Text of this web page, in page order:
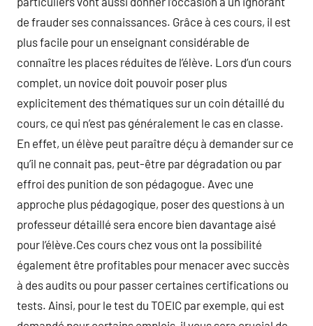
de frauder ses connaissances. Grâce à ces cours, il est
plus facile pour un enseignant considérable de
connaître les places réduites de l’élève. Lors d’un cours
complet, un novice doit pouvoir poser plus
explicitement des thématiques sur un coin détaillé du
cours, ce qui n’est pas généralement le cas en classe.
En effet, un élève peut paraître déçu à demander sur ce
qu’il ne connait pas, peut-être par dégradation ou par
effroi des punition de son pédagogue. Avec une
approche plus pédagogique, poser des questions à un
professeur détaillé sera encore bien davantage aisé
pour l’élève.Ces cours chez vous ont la possibilité
également être profitables pour menacer avec succès
à des audits ou pour passer certaines certifications ou
tests. Ainsi, pour le test du TOEIC par exemple, qui est